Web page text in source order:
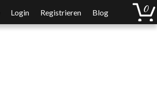
Login Registrieren Blog